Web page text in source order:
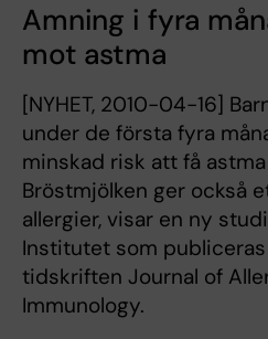
Amning i fyra
mot astma
[NYHET, 2010-04-16]
under de första fyra
minskad risk att få
Bröstmjölken ger också
allergier, visar en ny
Institutet som
tidskriften Journal of
Immunology.